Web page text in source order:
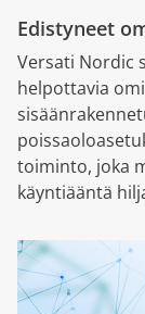
Edistyneet
Versati Nordic
helpottavia
toiminto, joka
käyntiääntä